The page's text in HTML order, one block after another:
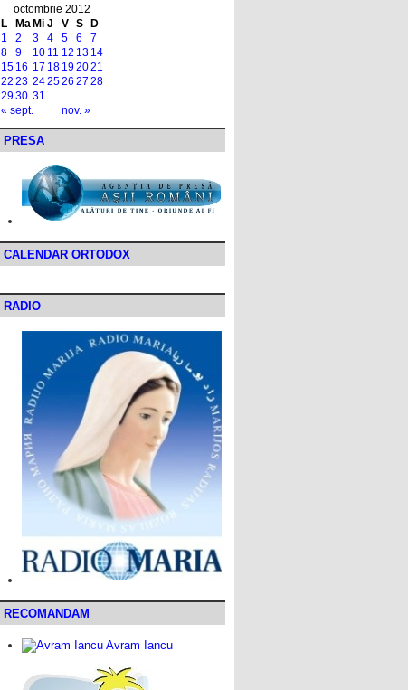
octombrie 2012
L
Ma Mi J V S D
« sept. nov. »
1 2 3 4 5 6
7
8
9 10 11 12 13 14
15 16 17 18 192021
22 23 242526 27 28
2930 31
PRESA
CALENDAR ORTODOX
RADIO
RECOMANDAM
Avram Iancu